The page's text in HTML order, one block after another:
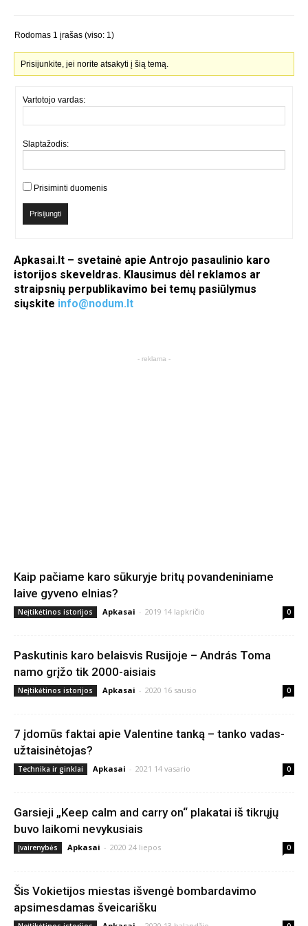
Rodomas 1 įrašas (viso: 1)
Prisijunkite, jei norite atsakyti į šią temą.
Vartotojo vardas:
Slaptažodis:
Prisiminti duomenis
Prisijungti
Apkasai.lt – svetainė apie Antrojo pasaulinio karo
istorijos skeveldras. Klausimus dėl reklamos ar
straipsnių perpublikavimo bei temų pasiūlymus
siųskite info@nodum.lt
- reklama -
Kaip pačiame karo sūkuryje britų povandeniniame
laive gyveno elnias?
Neįtikėtinos istorijos Apkasai - 2019 14 lapkričio 0
Paskutinis karo belaisvis Rusijoje – András Toma
namo grįžo tik 2000-aisiais
Neįtikėtinos istorijos Apkasai - 2020 16 sausio 0
7 įdomūs faktai apie Valentine tanką – tanko vadas-
užtaisinėtojas?
Technika ir ginklai Apkasai - 2021 14 vasario 0
Garsieji „Keep calm and carry on“ plakatai iš tikrųjų
buvo laikomi nevykusiais
Įvairenybės Apkasai - 2020 24 liepos 0
Šis Vokietijos miestas išvengė bombardavimo
apsimesdamas šveicarišku